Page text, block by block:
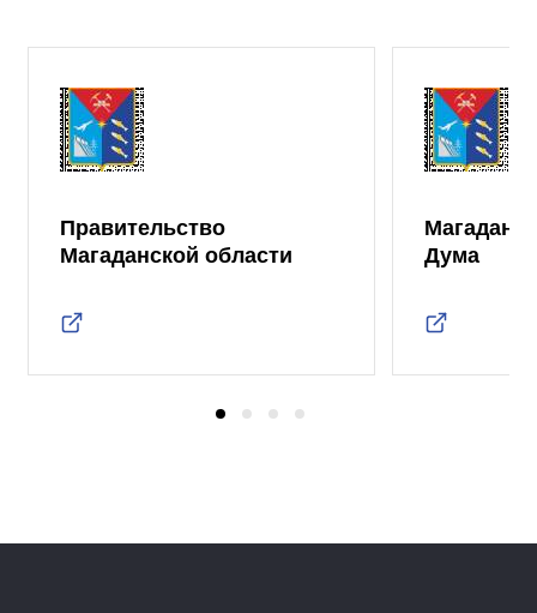
Правительство
Магаданской области
Дума